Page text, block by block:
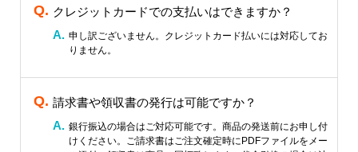
クレジットカードでの支払いはできますか？
申し訳ございません。クレジットカード払いには対応してお
りません。
請求書や領収書の発行は可能ですか？
銀行振込の場合はご対応可能です。商品の発送前にお申し付
けください。ご請求書はご注文確定時にPDFファイルをメー